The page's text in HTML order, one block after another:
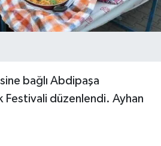
bağlı Abdipaşa
Festivali düzenlendi. Ayhan